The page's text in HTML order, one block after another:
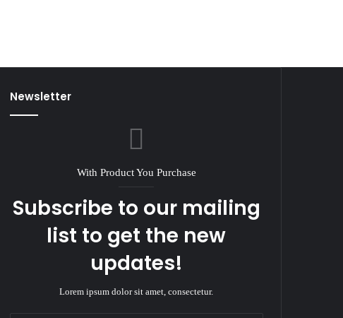
Newsletter
With Product You Purchase
Subscribe to our mailing
list to get the new
updates!
Lorem ipsum dolor sit amet, consectetur.